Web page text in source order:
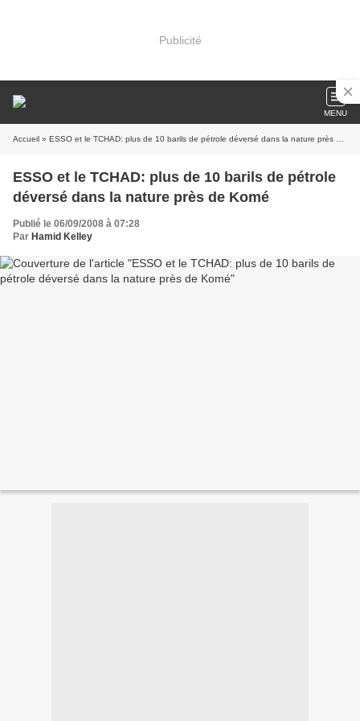
Publicité
MENU
Accueil » ESSO et le TCHAD: plus de 10 barils de pétrole déversé dans la nature près de Komé
ESSO et le TCHAD: plus de 10 barils de pétrole
déversé dans la nature près de Komé
Publié le 06/09/2008 à 07:28
Par Hamid Kelley